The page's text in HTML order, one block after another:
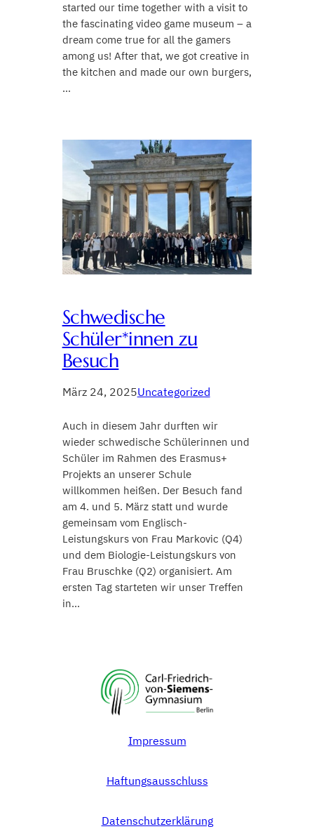
started our time together with a visit to
the fascinating video game museum – a
dream come true for all the gamers
among us! After that, we got creative in
the kitchen and made our own burgers,
…
Schwedische
Schüler*innen zu
Besuch
März 24, 2025Uncategorized
Auch in diesem Jahr durften wir
wieder schwedische Schülerinnen und
Schüler im Rahmen des Erasmus+
Projekts an unserer Schule
willkommen heißen. Der Besuch fand
am 4. und 5. März statt und wurde
gemeinsam vom Englisch-
Leistungskurs von Frau Markovic (Q4)
und dem Biologie-Leistungskurs von
Frau Bruschke (Q2) organisiert. Am
ersten Tag starteten wir unser Treffen
in…
Impressum
Haftungsausschluss
Datenschutzerklärung